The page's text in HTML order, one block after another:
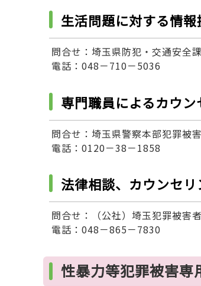
生活問題に対する情
問合せ：埼玉県防犯・交通安全課
電話：048－710－5036
専門職員によるカウ
問合せ：埼玉県警察本部犯罪被
電話：0120－38－1858
法律相談、カウンセ
問合せ：（公社）埼玉犯罪被害
電話：048－865－7830
性暴力等犯罪被害専